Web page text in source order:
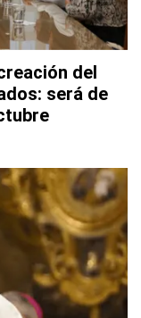
del
será de